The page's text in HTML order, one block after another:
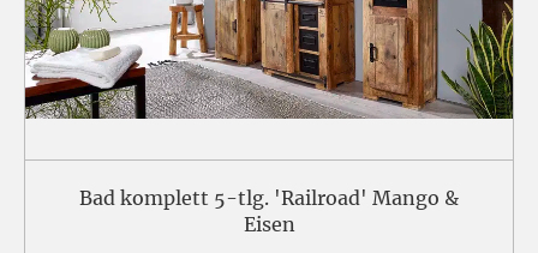
Bad komplett 5-tlg. 'Railroad' Mango &
Eisen